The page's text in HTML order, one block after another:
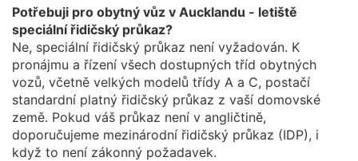
Potřebuji pro obytný vůz v Aucklandu - letiště
speciální řidičský průkaz?
Ne, speciální řidičský průkaz není vyžadován. K
pronájmu a řízení všech dostupných tříd obytných
vozů, včetně velkých modelů třídy A a C, postačí
standardní platný řidičský průkaz z vaší domovské
země. Pokud váš průkaz není v angličtině,
doporučujeme mezinárodní řidičský průkaz (IDP), i
když to není zákonný požadavek.